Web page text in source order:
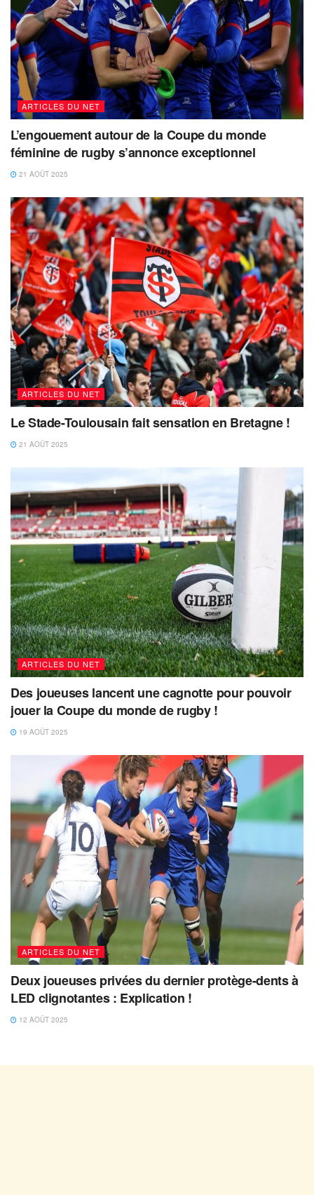
ARTICLES DU NET
L’engouement autour de la Coupe du monde
féminine de rugby s’annonce exceptionnel
21 AOÛT 2025
ARTICLES DU NET
Le Stade-Toulousain fait sensation en Bretagne !
21 AOÛT 2025
ARTICLES DU NET
Des joueuses lancent une cagnotte pour pouvoir
jouer la Coupe du monde de rugby !
19 AOÛT 2025
ARTICLES DU NET
Deux joueuses privées du dernier protège-dents à
LED clignotantes : Explication !
12 AOÛT 2025